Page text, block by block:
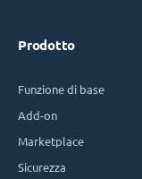
Prodotto
Funzione di base
Add-on
Marketplace
Sicurezza